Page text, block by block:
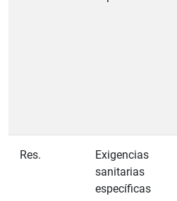
Res.
Exigencias
sanitarias
específicas